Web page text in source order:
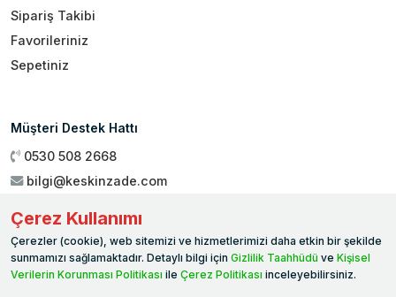
Sipariş Takibi
Favorileriniz
Sepetiniz
Müşteri Destek Hattı
0530 508 2668
bilgi@keskinzade.com
Genel Merkez: Yükseliş Mah. 1461. Sokak No:2/1 19 Mayıs
Ballıca / SAMSUN
Çerez Kullanımı
Çerezler (cookie), web sitemizi ve hizmetlerimizi daha etkin bir şekilde
sunmamızı sağlamaktadır. Detaylı bilgi için Gizlilik Taahhüdü ve Kişisel
Verilerin Korunması Politikası ile Çerez Politikası inceleyebilirsiniz.